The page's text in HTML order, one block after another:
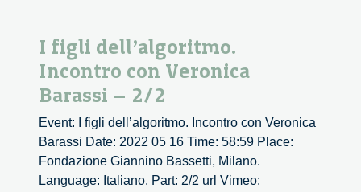
I figli dell’algoritmo.
Incontro con Veronica
Barassi – 2/2
Event: I figli dell’algoritmo. Incontro con Veronica
Barassi Date: 2022 05 16 Time: 58:59 Place:
Fondazione Giannino Bassetti, Milano.
Language: Italiano. Part: 2/2 url Vimeo: